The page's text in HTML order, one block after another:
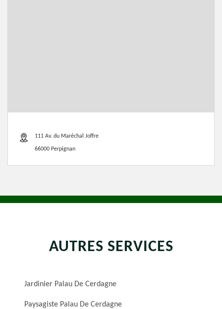
111 Av. du Maréchal Joffre
66000 Perpignan
AUTRES SERVICES
Jardinier Palau De Cerdagne
Paysagiste Palau De Cerdagne